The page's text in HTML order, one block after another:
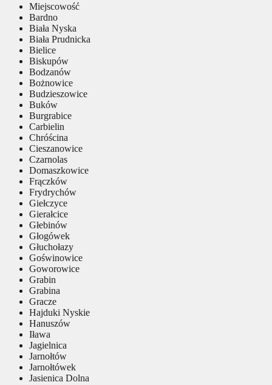
Miejscowość
Bardno
Biała Nyska
Biała Prudnicka
Bielice
Biskupów
Bodzanów
Bożnowice
Budzieszowice
Buków
Burgrabice
Carbielin
Chróścina
Cieszanowice
Czarnolas
Domaszkowice
Frączków
Frydrychów
Giełczyce
Gierałcice
Głebinów
Głogówek
Głuchołazy
Goświnowice
Goworowice
Grabin
Grabina
Gracze
Hajduki Nyskie
Hanuszów
Iława
Jagielnica
Jarnołtów
Jarnołtówek
Jasienica Dolna